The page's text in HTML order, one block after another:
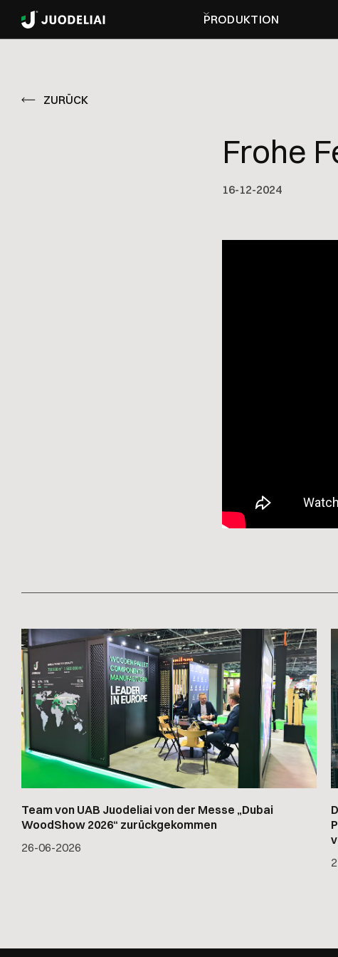
PRODUKTION
ZURÜCK
Frohe
16-12-2024
Team von UAB Juodeliai von der Messe „Dubai
WoodShow 2026“ zurückgekommen
26-06-2026